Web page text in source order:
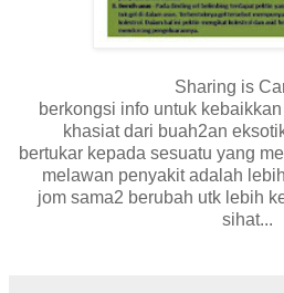
Sharing is
berkongsi info untuk
khasiat dari buah2an
bertukar kepada sesuatu yang
melawan penyakit adalah
jom sama2 berubah utk lebih
sihat...